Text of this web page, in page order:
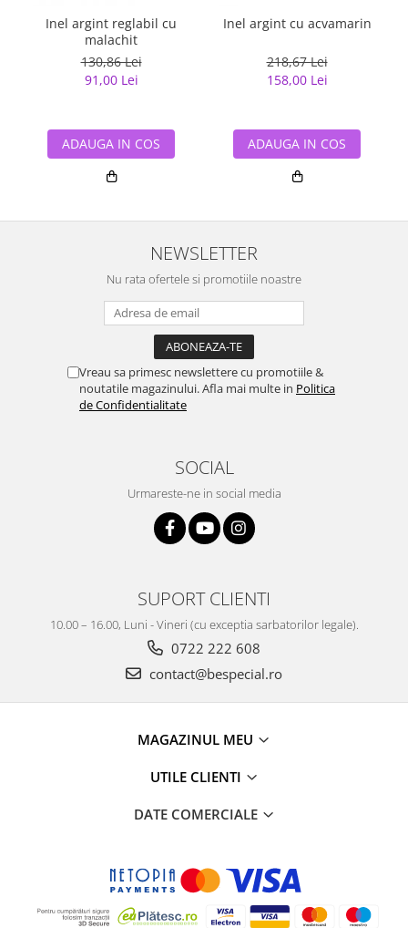
Inel argint reglabil cu
malachit
130,86 Lei
91,00 Lei
ADAUGA IN COS
Inel argint cu acvamarin
218,67 Lei
158,00 Lei
ADAUGA IN COS
NEWSLETTER
Nu rata ofertele si promotiile noastre
Vreau sa primesc newslettere cu promotiile &
noutatile magazinului. Afla mai multe in Politica
de Confidentialitate
SOCIAL
Urmareste-ne in social media
SUPORT CLIENTI
10.00 – 16.00, Luni - Vineri (cu exceptia sarbatorilor legale).
0722 222 608
contact@bespecial.ro
MAGAZINUL MEU
UTILE CLIENTI
DATE COMERCIALE